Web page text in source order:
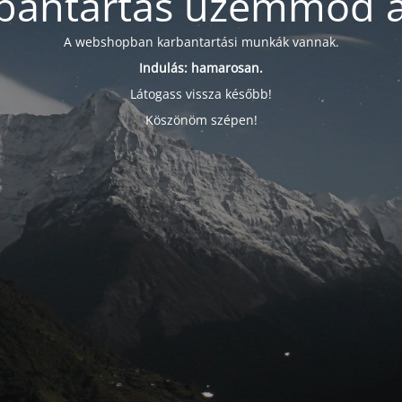
A webshopban karbantartási munkák vannak.
Indulás: hamarosan.
Látogass vissza később!
Köszönöm szépen!